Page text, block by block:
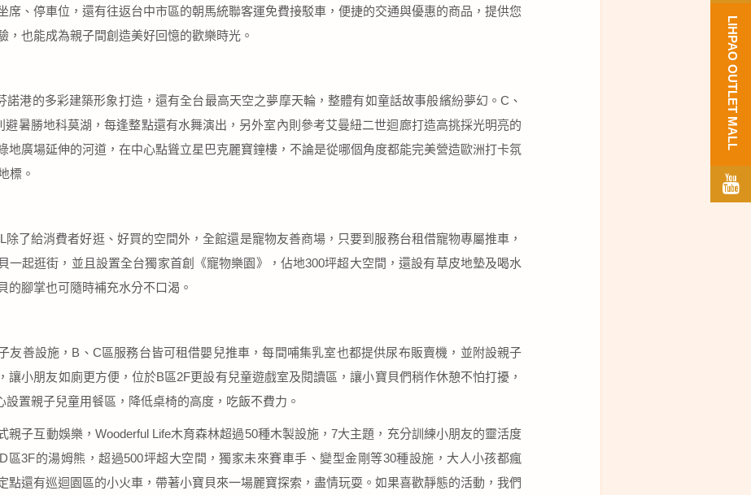
LIHPAO OUTLET MALL
席、停車位，還有往返台中市區的朝馬統聯客運免費接駁車，便捷的交通與優惠的商品，提供您
，也能成為親子間創造美好回憶的歡樂時光。
諾港的多彩建築形象打造，還有全台最高天空之夢摩天輪，整體有如童話故事般繽紛夢幻。C、
避暑勝地科莫湖，每逢整點還有水舞演出，另外室內則參考艾曼紐二世迴廊打造高挑採光明亮的
地廣場延伸的河道，在中心點聳立星巴克麗寶鐘樓，不論是從哪個角度都能完美營造歐洲打卡氛
標。
除了給消費者好逛、好買的空間外，全館還是寵物友善商場，只要到服務台租借寵物專屬推車，
一起逛街，並且設置全台獨家首創《寵物樂園》，佔地300坪超大空間，還設有草皮地墊及喝水
的腳掌也可隨時補充水分不口渴。
友善設施，B、C區服務台皆可租借嬰兒推車，每間哺集乳室也都提供尿布販賣機，並附設親子
讓小朋友如廁更方便，位於B區2F更設有兒童遊戲室及閱讀區，讓小寶貝們稍作休憩不怕打擾，
設置親子兒童用餐區，降低桌椅的高度，吃飯不費力。
親子互動娛樂，Wooderful Life木育森林超過50種木製設施，7大主題，充分訓練小朋友的靈活度
區3F的湯姆熊，超過500坪超大空間，獨家未來賽車手、變型金剛等30種設施，大人小孩都瘋
點還有巡迴園區的小火車，帶著小寶貝來一場麗寶探索，盡情玩耍。如果喜歡靜態的活動，我們